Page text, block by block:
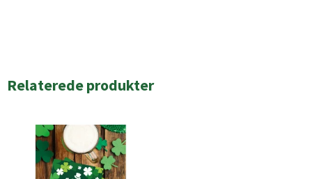
Relaterede produkter